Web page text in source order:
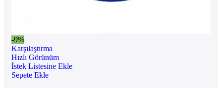
-9%
Karşılaştırma
Hızlı Görünüm
İstek Listesine Ekle
Sepete Ekle